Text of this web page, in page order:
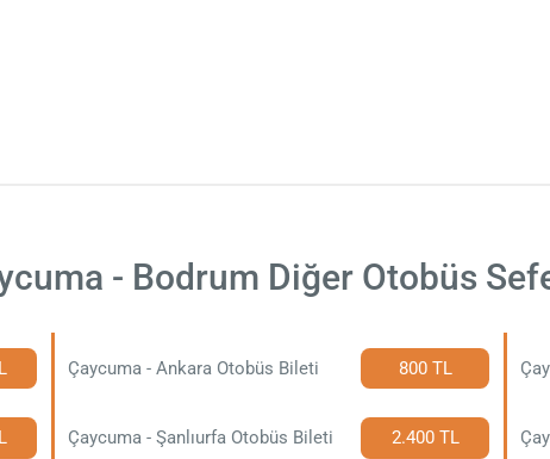
- Bodrum Diğer Otobüs
Çaycuma - Ankara Otobüs Bileti 800 TL
Çaycuma - Şanlıurfa Otobüs Bileti 2.400 TL